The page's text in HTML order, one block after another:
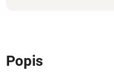
Popis